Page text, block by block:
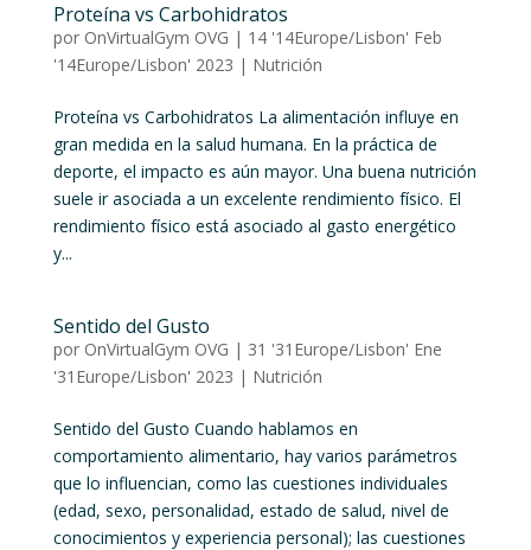
Proteína vs Carbohidratos
por OnVirtualGym OVG | 14 '14Europe/Lisbon' Feb
'14Europe/Lisbon' 2023 | Nutrición
Proteína vs Carbohidratos La alimentación influye en
gran medida en la salud humana. En la práctica de
deporte, el impacto es aún mayor. Una buena nutrición
suele ir asociada a un excelente rendimiento físico. El
rendimiento físico está asociado al gasto energético
y...
Sentido del Gusto
por OnVirtualGym OVG | 31 '31Europe/Lisbon' Ene
'31Europe/Lisbon' 2023 | Nutrición
Sentido del Gusto Cuando hablamos en
comportamiento alimentario, hay varios parámetros
que lo influencian, como las cuestiones individuales
(edad, sexo, personalidad, estado de salud, nivel de
conocimientos y experiencia personal); las cuestiones